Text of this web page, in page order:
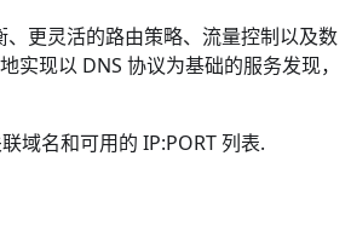
更灵活的路由策略、流量控制以及数
现以 DNS 协议为基础的服务发现，
域名和可用的 IP:PORT 列表.